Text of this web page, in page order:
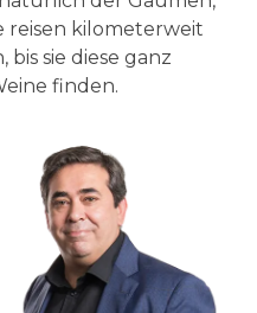
reisen kilometerweit
sie diese ganz
finden.